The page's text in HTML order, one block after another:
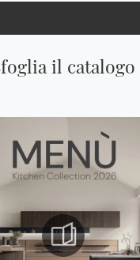
il catalogo